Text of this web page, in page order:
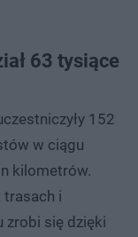
63 tysiące
152
w ciągu
kilometrów.
trasach i
zrobi się dzięki